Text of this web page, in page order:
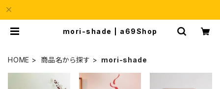
mori-shade | a69Shop
HOME 商品名から探す mori-shade